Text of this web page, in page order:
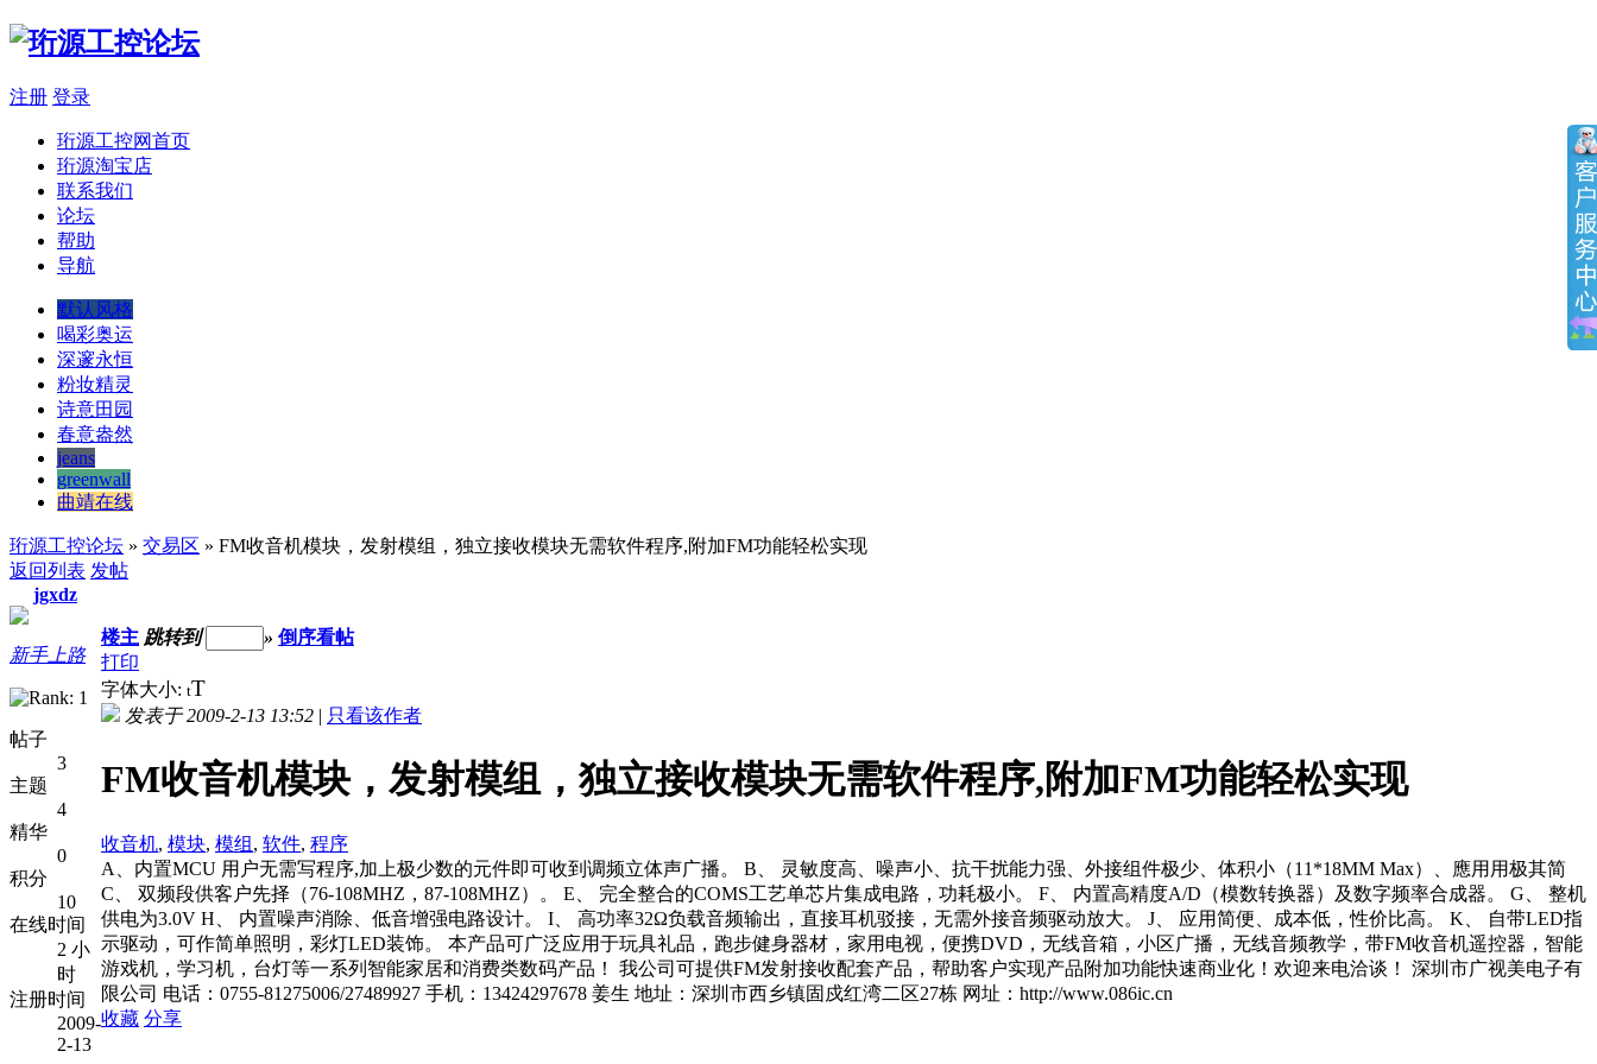
注册 登录
珩源工控网首页
珩源淘宝店
联系我们
论坛
帮助
导航
默认风格
喝彩奥运
深邃永恒
粉妆精灵
诗意田园
春意盎然
jeans
greenwall
曲靖在线
珩源工控论坛 » 交易区 » FM收音机模块，发射模组，独立接收模块无需软件程序,附加FM功能轻松实现
返回列表 发帖
jgxdz
新手上路
帖子
3
主题
4
精华
0
积分
10
在线时间
2 小
时
注册时间
2009-
2-13
楼主 跳转到 » 倒序看帖
打印
字体大小: tT
发表于 2009-2-13 13:52 | 只看该作者
FM收音机模块，发射模组，独立接收模块无需软件程序,附加FM功能轻松实现
收音机, 模块, 模组 , 软件, 程序
A、内置MCU 用户无需写程序,加上极少数的元件即可收到调频立体声广播。 B、 灵敏度高、噪声小、抗干扰能力强、外接组件极少、体积小（11*18MM Max）、應用用极其简
C、 双频段供客户先择（76-108MHZ，87-108MHZ）。 E、 完全整合的COMS工艺单芯片集成电路，功耗极小。 F、 内置高精度A/D（模数转换器）及数字频率合成器。 G、 整机
供电为3.0V H、 内置噪声消除、低音增强电路设计。 I、 高功率32Ω负载音频输出，直接耳机驳接，无需外接音频驱动放大。 J、 应用简便、成本低，性价比高。 K、 自带LED指
示驱动，可作简单照明，彩灯LED装饰。 本产品可广泛应用于玩具礼品，跑步健身器材，家用电视，便携DVD，无线音箱，小区广播，无线音频教学，带FM收音机遥控器，智能
游戏机，学习机，台灯等一系列智能家居和消费类数码产品！ 我公司可提供FM发射接收配套产品，帮助客户实现产品附加功能快速商业化！欢迎来电洽谈！ 深圳市广视美电子有
限公司 电话：0755-81275006/27489927 手机：13424297678 姜生 地址：深圳市西乡镇固戍红湾二区27栋 网址：http://www.086ic.cn
收藏 分享